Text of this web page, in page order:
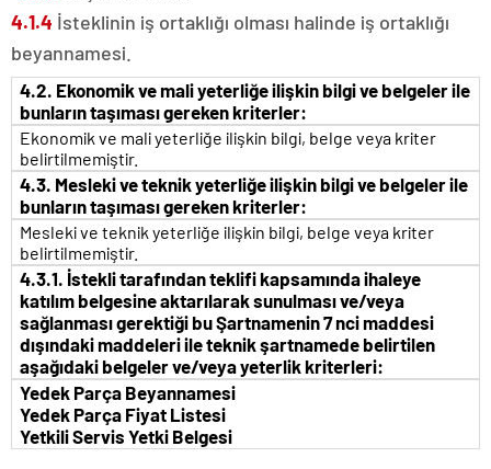
4.1.4 İsteklinin iş ortaklığı olması halinde iş ortaklığı
beyannamesi.
4.2. Ekonomik ve mali yeterliğe ilişkin bilgi ve belgeler ile
bunların taşıması gereken kriterler:
Ekonomik ve mali yeterliğe ilişkin bilgi, belge veya kriter
belirtilmemiştir.
4.3. Mesleki ve teknik yeterliğe ilişkin bilgi ve belgeler ile
bunların taşıması gereken kriterler:
Mesleki ve teknik yeterliğe ilişkin bilgi, belge veya kriter
belirtilmemiştir.
4.3.1. İstekli tarafından teklifi kapsamında ihaleye
katılım belgesine aktarılarak sunulması ve/veya
sağlanması gerektiği bu Şartnamenin 7 nci maddesi
dışındaki maddeleri ile teknik şartnamede belirtilen
aşağıdaki belgeler ve/veya yeterlik kriterleri:
Yedek Parça Beyannamesi
Yedek Parça Fiyat Listesi
Yetkili Servis Yetki Belgesi